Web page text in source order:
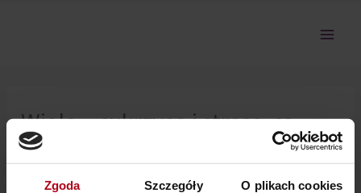
Zgoda Szczegóły O plikach cookies
Wiola – cukrzyca i stress, co
powie tata